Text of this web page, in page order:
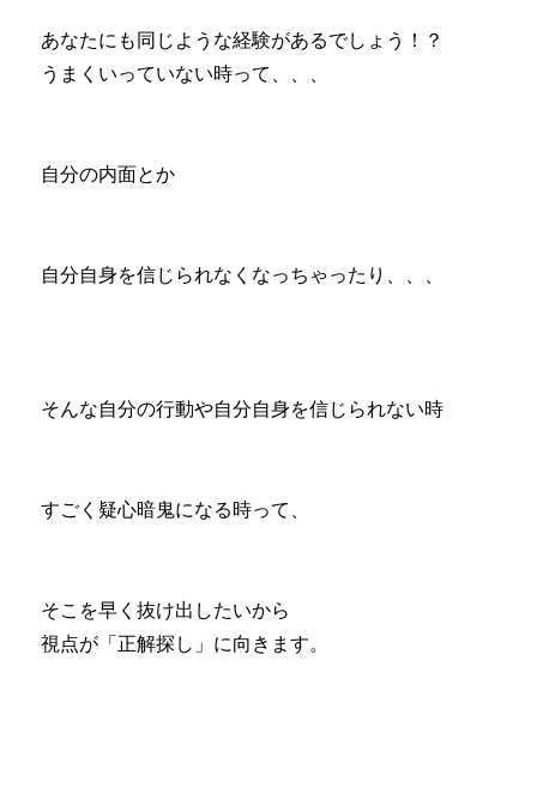
あなたにも同じような経験があるでしょう！？
うまくいっていない時って、、、
自分の内面とか
自分自身を信じられなくなっちゃったり、、、
そんな自分の行動や自分自身を信じられない時
すごく疑心暗鬼になる時って、
そこを早く抜け出したいから
視点が「正解探し」に向きます。